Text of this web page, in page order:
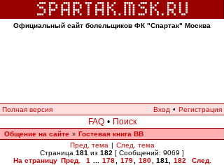
Официальный сайт болельщиков ФК "Спартак" Москва
Полная версия Вход • Регистрация
FAQ • Поиск
Общение на сайте » Гостевая книга ВВ
Пред. тема | След. тема
Страница 181 из 182 [ Сообщений: 9069 ]
На страницу Пред. 1 178 179 180 181 182
След.